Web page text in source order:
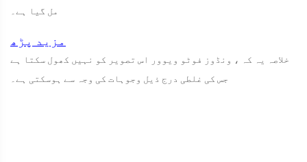
مل گیا ہے۔
مزید پڑھ
خلاصہ یہ کہ ، ونڈوز فوٹو ویوور اس تصویر کو نہیں کھول سکتا ہے
جس کی غلطی درج ذیل وجوہات کی وجہ سے ہوسکتی ہے۔